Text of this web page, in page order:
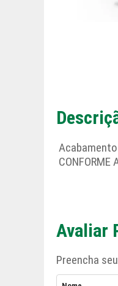
Acabamento
CONFORME
Avaliar
Preencha